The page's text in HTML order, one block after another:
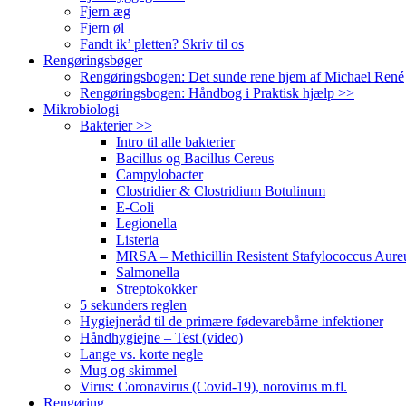
Fjern æg
Fjern øl
Fandt ik’ pletten? Skriv til os
Rengøringsbøger
Rengøringsbogen: Det sunde rene hjem af Michael René
Rengøringsbogen: Håndbog i Praktisk hjælp >>
Mikrobiologi
Bakterier >>
Intro til alle bakterier
Bacillus og Bacillus Cereus
Campylobacter
Clostridier & Clostridium Botulinum
E-Coli
Legionella
Listeria
MRSA – Methicillin Resistent Stafylococcus
Salmonella
Streptokokker
5 sekunders reglen
Hygiejneråd til de primære fødevarebårne infektioner
Håndhygiejne – Test (video)
Lange vs. korte negle
Mug og skimmel
Virus: Coronavirus (Covid-19), norovirus m.fl.
Rengøring